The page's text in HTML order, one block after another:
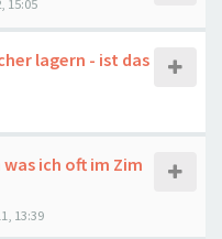
lagern - ist das
ich oft im Zim
13:39